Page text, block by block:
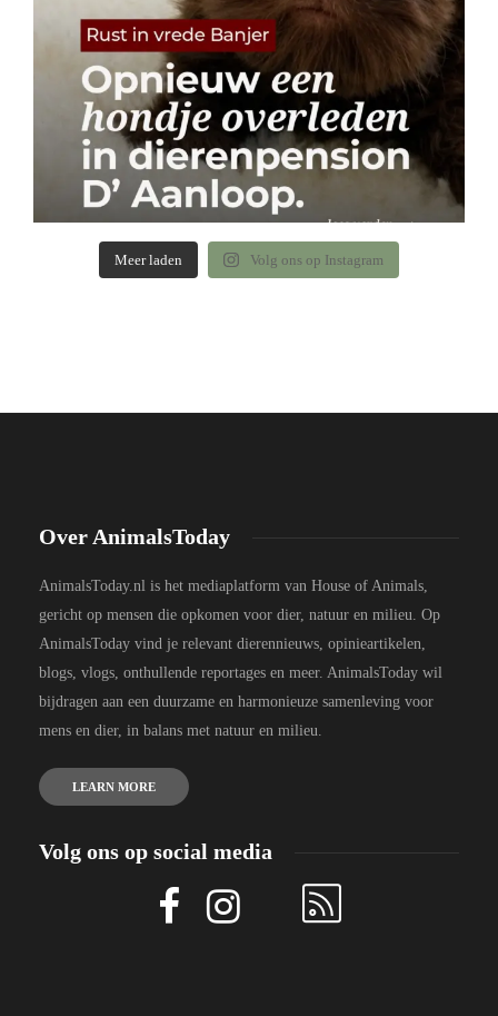
Meer laden Volg ons op Instagram
Over AnimalsToday
AnimalsToday.nl is het mediaplatform van House of Animals,
gericht op mensen die opkomen voor dier, natuur en milieu. Op
AnimalsToday vind je relevant dierennieuws, opinieartikelen,
blogs, vlogs, onthullende reportages en meer. AnimalsToday wil
bijdragen aan een duurzame en harmonieuze samenleving voor
mens en dier, in balans met natuur en milieu.
LEARN MORE
Volg ons op social media